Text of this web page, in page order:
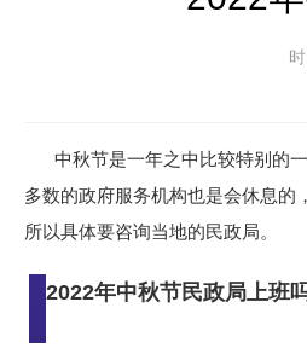
中秋节是一年之中比较特别的
多数的政府服务机构也是会休息的
所以具体要咨询当地的民政局。
2022年中秋节民政局上班